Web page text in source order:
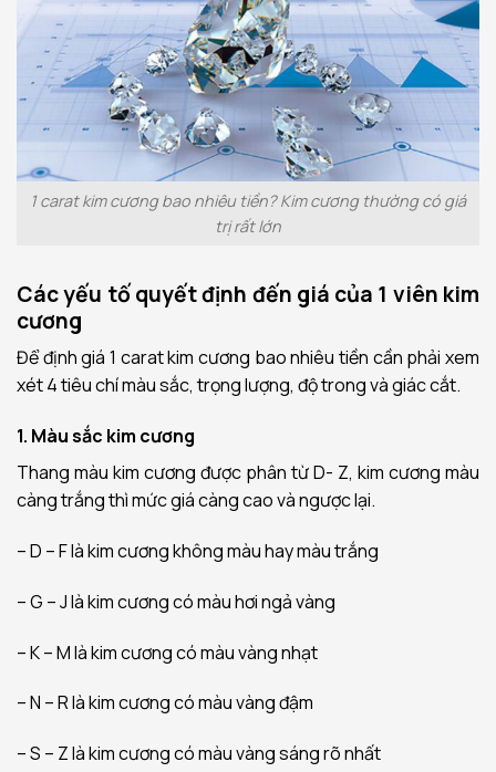
1 carat kim cương bao nhiêu tiền? Kim cương thường có giá
trị rất lớn
Các yếu tố quyết định đến giá của 1 viên kim
cương
Để định giá 1 carat kim cương bao nhiêu tiền cần phải xem
xét 4 tiêu chí màu sắc, trọng lượng, độ trong và giác cắt.
1. Màu sắc kim cương
Thang màu kim cương được phân từ D- Z, kim cương màu
càng trắng thì mức giá càng cao và ngược lại.
– D – F là kim cương không màu hay màu trắng
– G – J là kim cương có màu hơi ngả vàng
– K – M là kim cương có màu vàng nhạt
– N – R là kim cương có màu vàng đậm
– S – Z là kim cương có màu vàng sáng rõ nhất